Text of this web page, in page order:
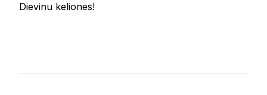
Dievinu keliones!